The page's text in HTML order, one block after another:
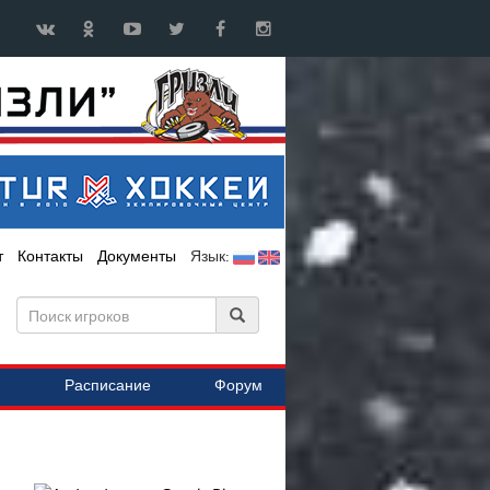
Контакты Документы Язык:
Расписание Форум